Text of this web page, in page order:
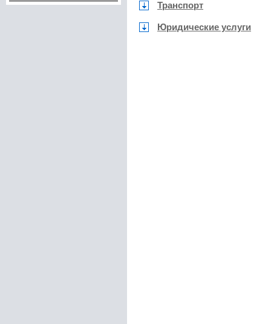
Транспорт
Юридические услуги